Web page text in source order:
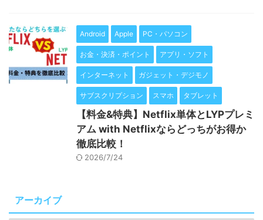
Android Apple PC・パソコン
お金・決済・ポイント アプリ・ソフト
インターネット ガジェット・デジモノ
サブスクリプション スマホ タブレット
【料金&特典】Netflix単体とLYPプレミ
アム with Netflixならどっちがお得か
徹底比較！
2026/7/24
アーカイブ